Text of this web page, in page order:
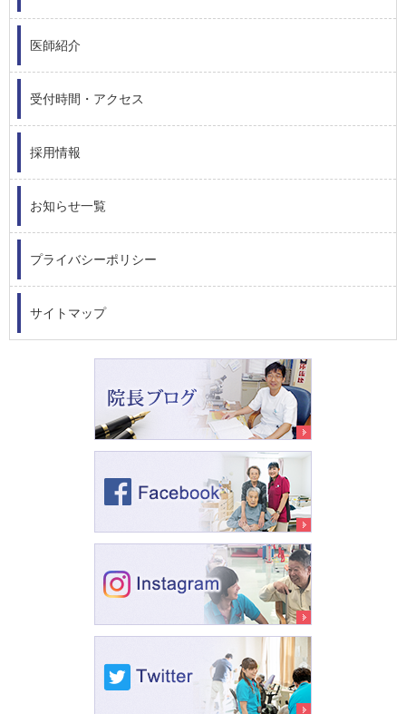
医師紹介
受付時間・アクセス
採用情報
お知らせ一覧
プライバシーポリシー
サイトマップ